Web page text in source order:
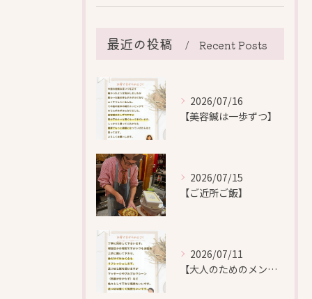
最近の投稿 Recent Posts
2026/07/16
【美容鍼は一歩ずつ】
2026/07/15
【ご近所ご飯】
2026/07/11
【大人のためのメンテナンス鍼灸】